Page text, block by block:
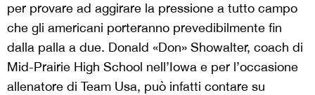
per provare ad aggirare la pressione a tutto campo
che gli americani porteranno prevedibilmente fin
dalla palla a due. Donald «Don» Showalter, coach di
Mid-Prairie High School nell’Iowa e per l’occasione
allenatore di Team Usa, può infatti contare su